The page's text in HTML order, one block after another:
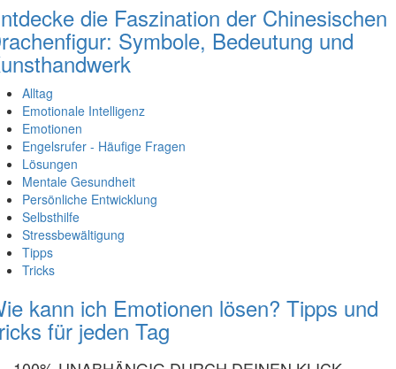
die Faszination der Chinesischen
Symbole, Bedeutung und
Alltag
Emotionale Intelligenz
Emotionen
Engelsrufer - Häufige Fragen
Lösungen
Mentale Gesundheit
Persönliche Entwicklung
Selbsthilfe
Stressbewältigung
Tipps
Tricks
kann ich Emotionen lösen? Tipps und
für jeden Tag